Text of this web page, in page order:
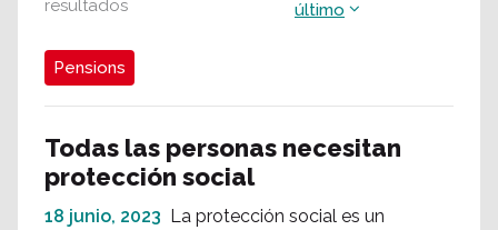
resultados
último
Pensions
Todas las personas necesitan
protección social
18 junio, 2023 La protección social es un